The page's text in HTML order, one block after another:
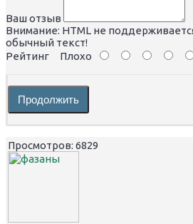
Ваш отзыв
Внимание: HTML не
обычный текст!
Рейтинг Плохо
Продолжить
Просмотров: 6829